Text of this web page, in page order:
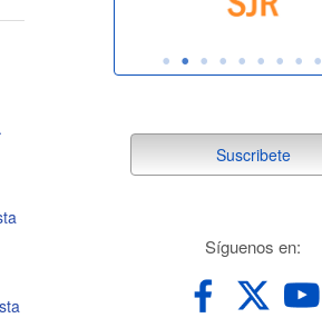
suscribete
Suscribete
Síguenos en: